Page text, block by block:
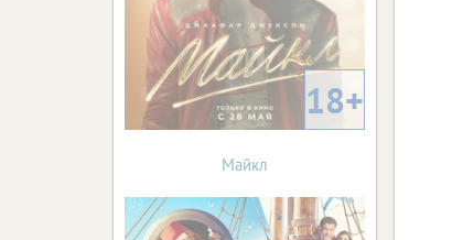
18+
Майкл